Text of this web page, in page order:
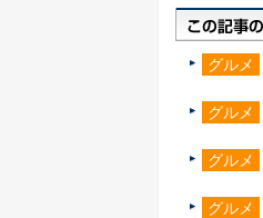
グルメ
グルメ
グルメ
グルメ